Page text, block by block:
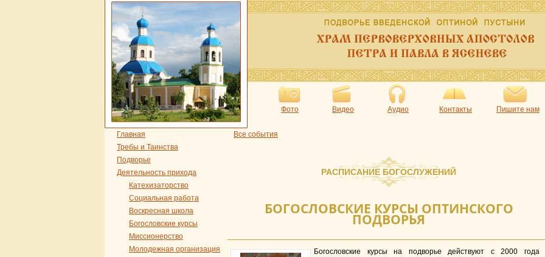
Фото Видео Аудио Контакты Пишите нам
Главная
Требы и Таинства
Подворье
Деятельность прихода
Катехизаторство
Социальная работа
Воскресная школа
Богословские курсы
Миссионерство
Молодежная организация
Все события
РАСПИСАНИЕ БОГОСЛУЖЕНИЙ
БОГОСЛОВСКИЕ КУРСЫ ОПТИНСКОГО
ПОДВОРЬЯ
Богословские курсы на подворье действуют с 2000 года